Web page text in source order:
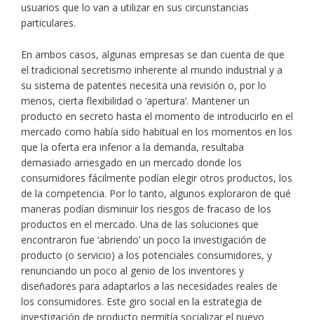
usuarios que lo van a utilizar en sus circunstancias
particulares.
En ambos casos, algunas empresas se dan cuenta de que
el tradicional secretismo inherente al mundo industrial y a
su sistema de patentes necesita una revisión o, por lo
menos, cierta flexibilidad o ‘apertura’. Mantener un
producto en secreto hasta el momento de introducirlo en el
mercado como había sido habitual en los momentos en los
que la oferta era inferior a la demanda, resultaba
demasiado arriesgado en un mercado donde los
consumidores fácilmente podían elegir otros productos, los
de la competencia. Por lo tanto, algunos exploraron de qué
maneras podían disminuir los riesgos de fracaso de los
productos en el mercado. Una de las soluciones que
encontraron fue ‘abriendo’ un poco la investigación de
producto (o servicio) a los potenciales consumidores, y
renunciando un poco al genio de los inventores y
diseñadores para adaptarlos a las necesidades reales de
los consumidores. Este giro social en la estrategia de
investigación de producto permitía socializar el nuevo